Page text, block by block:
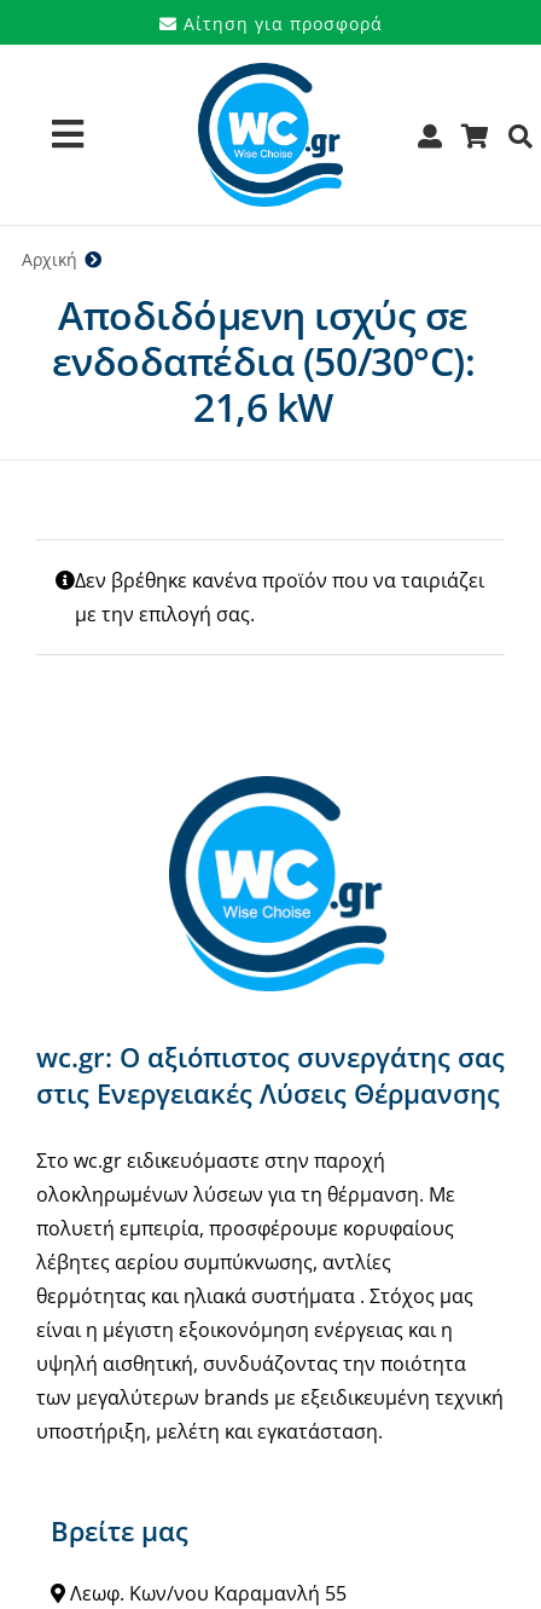
στο
Αίτηση για προσφορά
Toggle
Navigation
Προϊόντα
Υπηρεσίες
Μάρκες
Επικοινωνία
Αρχική
Αποδιδόμενη ισχύς σε
ενδοδαπέδια (50/30°C):
21,6 kW
Δεν βρέθηκε κανένα προϊόν που να ταιριάζει
με την επιλογή σας.
Βρείτε μας
Λεωφ. Κων/νου Καραμανλή 55
wc.gr: Ο αξιόπιστος συνεργάτης σας
στις Ενεργειακές Λύσεις Θέρμανσης
Στο wc.gr ειδικευόμαστε στην παροχή
ολοκληρωμένων λύσεων για τη θέρμανση. Με
πολυετή εμπειρία, προσφέρουμε κορυφαίους
λέβητες αερίου συμπύκνωσης, αντλίες
θερμότητας και ηλιακά συστήματα . Στόχος μας
είναι η μέγιστη εξοικονόμηση ενέργειας και η
υψηλή αισθητική, συνδυάζοντας την ποιότητα
των μεγαλύτερων brands με εξειδικευμένη τεχνική
υποστήριξη, μελέτη και εγκατάσταση.